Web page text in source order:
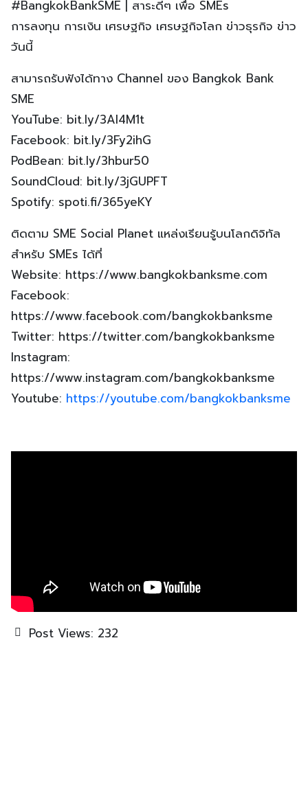
#BangkokBankSME | สาระดีๆ เพื่อ SMEs
การลงทุน การเงิน เศรษฐกิจ เศรษฐกิจโลก ข่าวธุรกิจ ข่าว
วันนี้
สามารถรับฟังได้ทาง Channel ของ Bangkok Bank
SME
YouTube: bit.ly/3Al4M1t
Facebook: bit.ly/3Fy2ihG
PodBean: bit.ly/3hbur50
SoundCloud: bit.ly/3jGUPFT
Spotify: spoti.fi/365yeKY
ติดตาม SME Social Planet แหล่งเรียนรู้บนโลกดิจิทัล
สำหรับ SMEs ได้ที่
Website: https://www.bangkokbanksme.com
Facebook:
https://www.facebook.com/bangkokbanksme
Twitter: https://twitter.com/bangkokbanksme
Instagram:
https://www.instagram.com/bangkokbanksme
Youtube: https://youtube.com/bangkokbanksme
Post Views: 232